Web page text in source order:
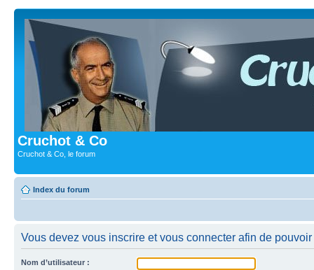
Cruchot & Co
Cruchot & Co, le forum
Index du forum
Vous devez vous inscrire et vous connecter afin de
Nom d’utilisateur :